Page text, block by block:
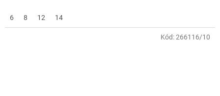
6 8 12 14
Kód:266116/10